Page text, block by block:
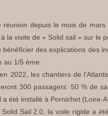
réunion depuis le mois de
la visite de « Solid sail » sur le
bénéficier des explications des
au 1/5 ème .
2022, les chantiers de
300 passagers. 50 % de
a été installé à Pornichet (Loire-
Solid Sail 2.0, la voile rigide a